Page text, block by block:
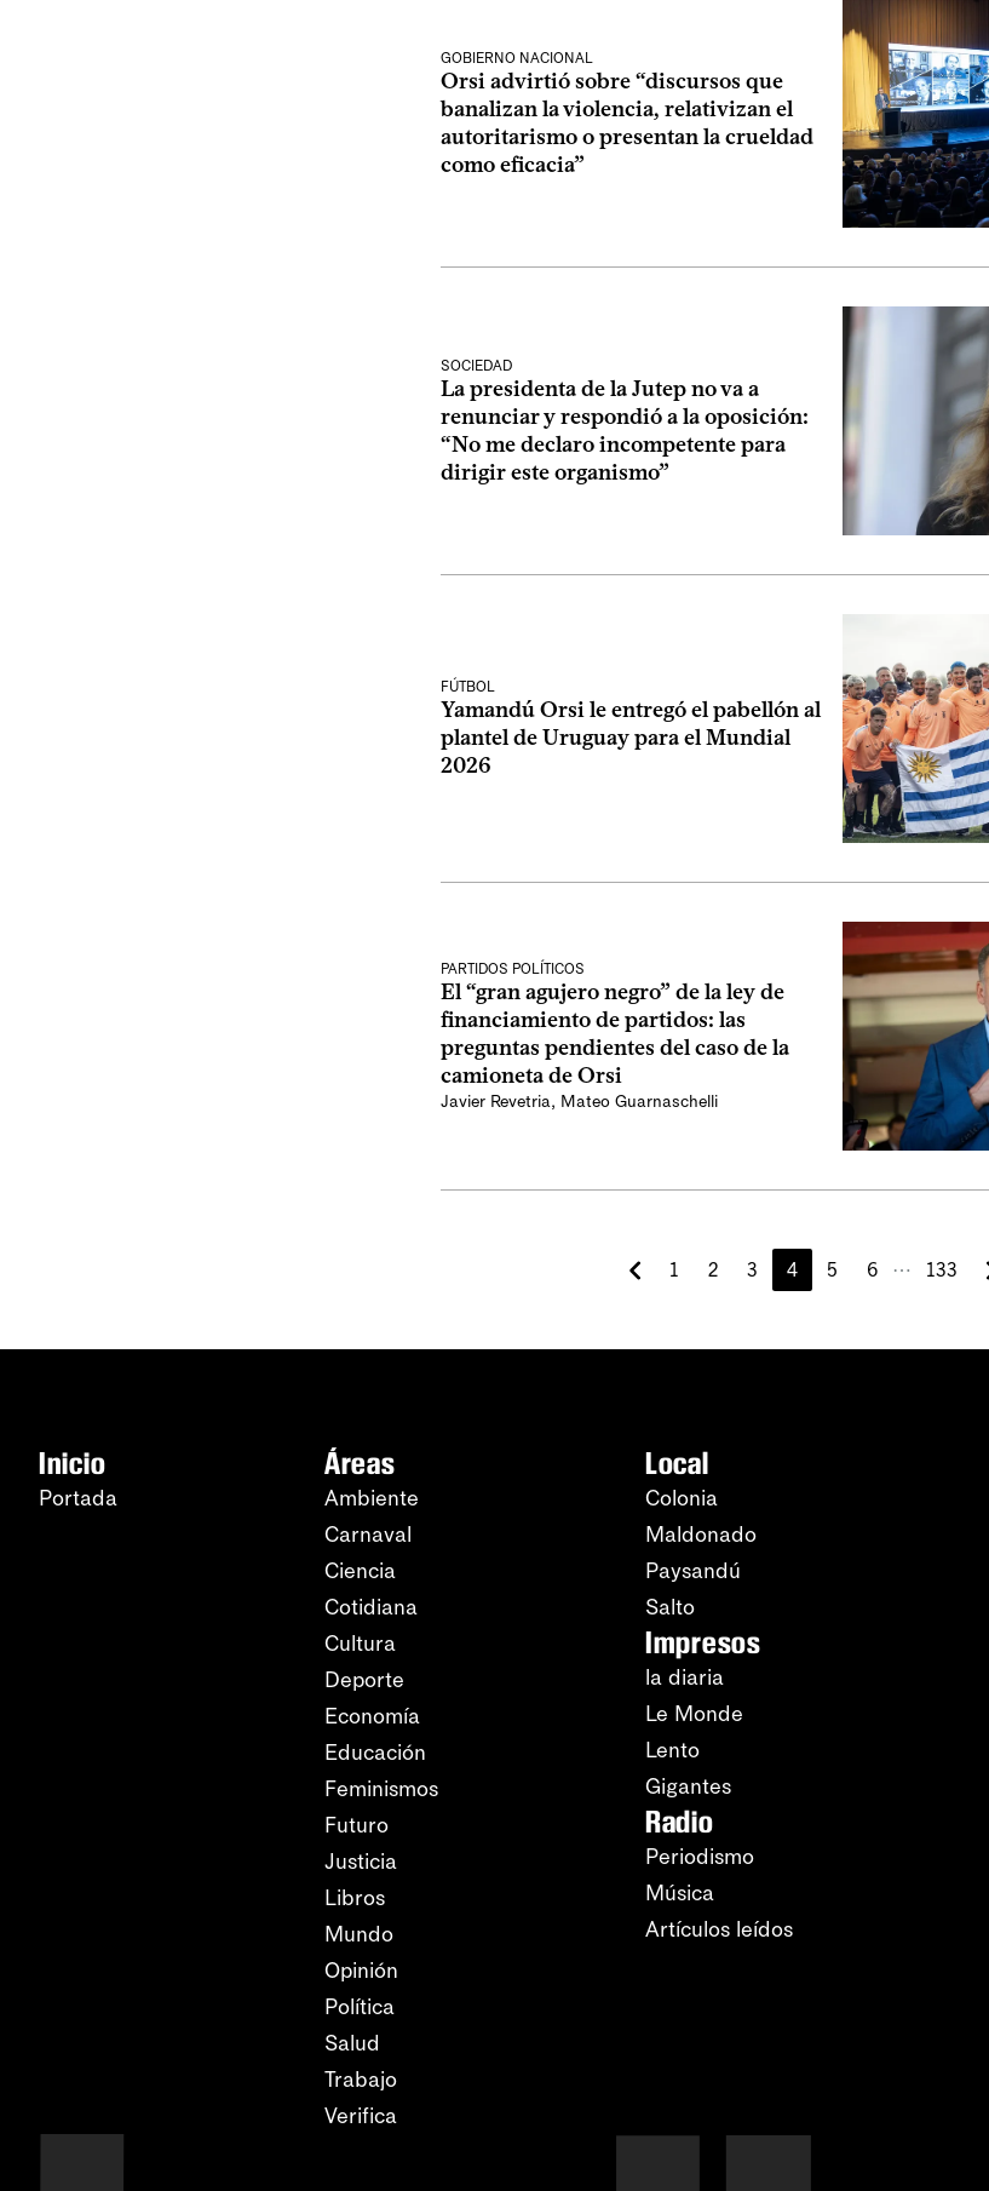
GOBIERNO NACIONAL
Orsi advirtió sobre “discursos que
banalizan la violencia, relativizan el
autoritarismo o presentan la crueldad
como eficacia”
SOCIEDAD
La presidenta de la Jutep no va a
renunciar y respondió a la oposición:
“No me declaro incompetente para
dirigir este organismo”
FÚTBOL
Yamandú Orsi le entregó el pabellón al
plantel de Uruguay para el Mundial
2026
PARTIDOS POLÍTICOS
El “gran agujero negro” de la ley de
financiamiento de partidos: las
preguntas pendientes del caso de la
camioneta de Orsi
Javier Revetria, Mateo Guarnaschelli
1 2 3 4 5 6 ⋯ 133
Inicio
Portada
Áreas
Ambiente
Carnaval
Ciencia
Cotidiana
Cultura
Deporte
Economía
Educación
Feminismos
Futuro
Justicia
Libros
Mundo
Opinión
Política
Salud
Trabajo
Verifica
Local
Colonia
Maldonado
Paysandú
Salto
Impresos
la diaria
Le Monde
Lento
Gigantes
Radio
Periodismo
Música
Artículos leídos